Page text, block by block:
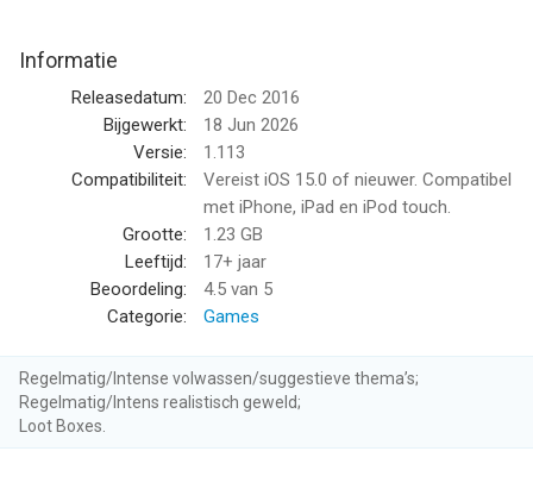
Offline FPS Feature
Don't have an internet connection? You can still play the game
offline with bots in a skirmish and campaign mode.
Bullet Force currently features 4 polished game-modes
including Team Deathmatch, Conquest, Free-For-All, and Gun
Game. In all of them you will be in combat against other
Awesome Custom Matches
Set up the match you want by creating your own custom
Informatie
Releasedatum:
20 Dec 2016
Bijgewerkt:
18 Jun 2026
Versie:
1.113
Compatibiliteit:
Vereist iOS 15.0 of nieuwer. Compatibel
met iPhone, iPad en iPod touch.
Grootte:
1.23 GB
Leeftijd:
17+ jaar
Beoordeling:
4.5 van 5
Categorie:
Games
Regelmatig/Intense volwassen/suggestieve thema’s;
Regelmatig/Intens realistisch geweld;
Loot Boxes.